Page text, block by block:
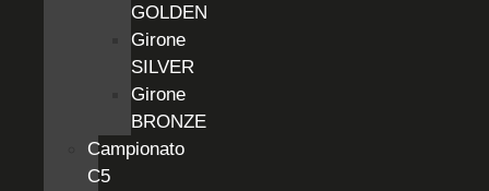
GOLDEN
Girone
SILVER
Girone
BRONZE
Campionato
C5